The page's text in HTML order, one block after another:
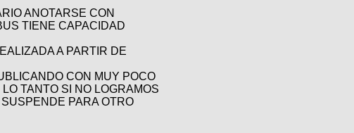
ANOTARSE CON
TIENE CAPACIDAD
A PARTIR DE
CON MUY POCO
TANTO SI NO LOGRAMOS
PARA OTRO